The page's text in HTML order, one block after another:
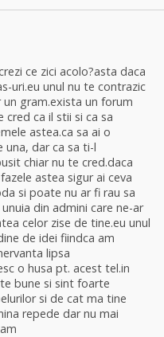
ce zici acolo?asta daca
uri.eu unul nu te contrazic
gram.exista un forum
ca il stii si ca sa
astea.ca sa ai o
una, dar ca sa ti-l
chiar nu te cred.daca
astea sigur ai ceva
si poate nu ar fi rau sa
din admini care ne-ar
celor zise de tine.eu unul
de idei fiindca am
lipsa
o husa pt. acest tel.in
bune si sint foarte
si de cat ma tine
repede dar nu mai